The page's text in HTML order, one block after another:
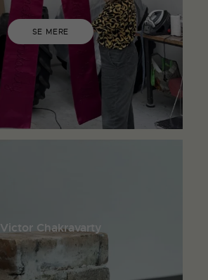
SE MERE
Victor Chakravarty